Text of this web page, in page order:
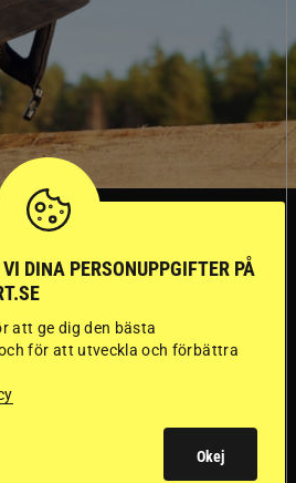
blev
ridhjälmar i olika
DINA PERSONUPPGIFTER PÅ
att ge dig den bästa
för att utveckla och förbättra
Okej